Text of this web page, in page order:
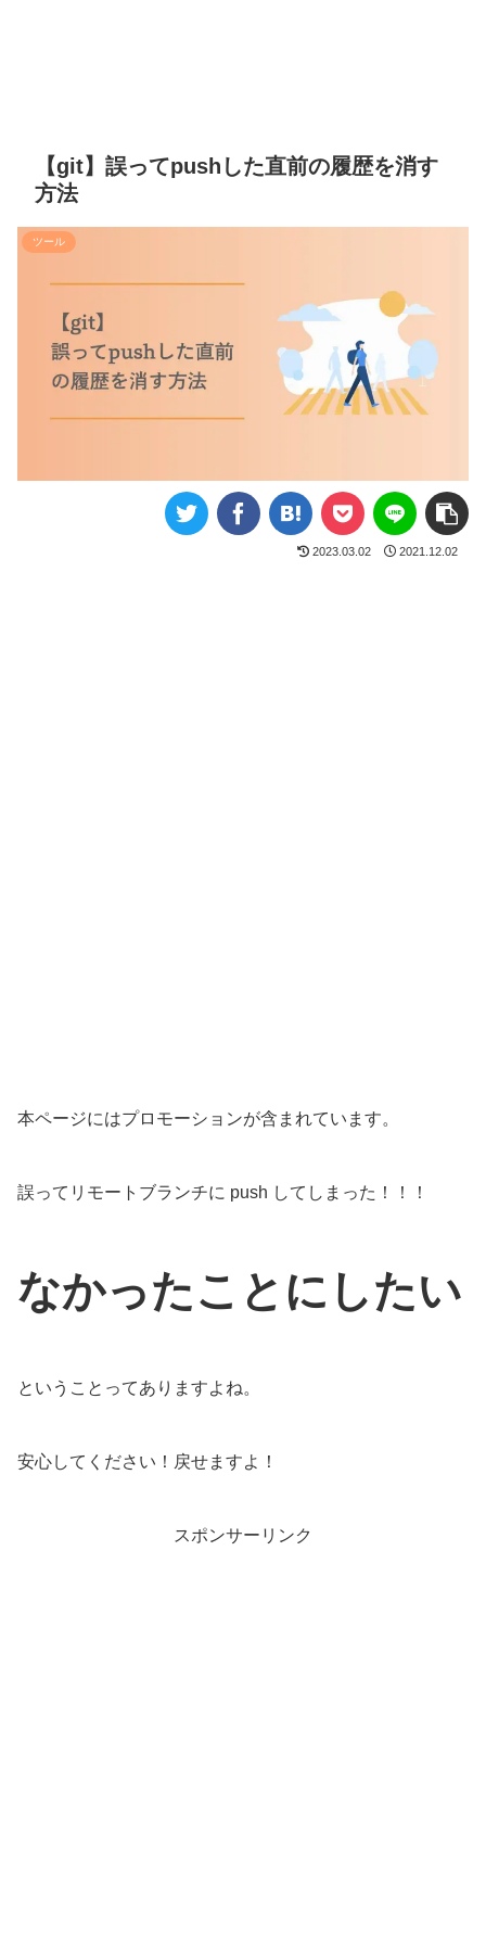
【git】誤ってpushした直前の履歴を消す
方法
ツール
2023.03.02 2021.12.02
本ページにはプロモーションが含まれています。
誤ってリモートブランチに push してしまった！！！
なかったことにしたい
ということってありますよね。
安心してください！戻せますよ！
スポンサーリンク